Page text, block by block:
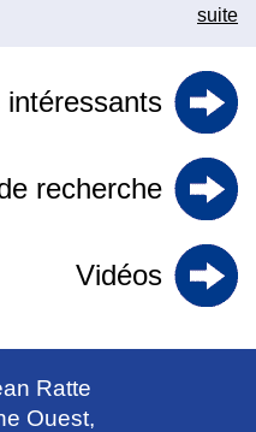
suite
intéressants
recherche
Vidéos
Ratte
Ouest,